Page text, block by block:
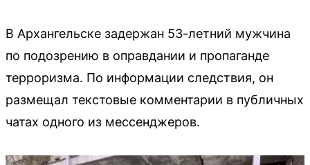
В Архангельске задержан 53-летний мужчина
по подозрению в оправдании и пропаганде
терроризма. По информации следствия, он
размещал текстовые комментарии в публичных
чатах одного из мессенджеров.